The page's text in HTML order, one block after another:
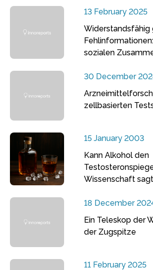
13 February 2025
Widerstandsfähig
sozialen
30 December
zellbasierten
15 January 2003
Kann Alkohol den
Wissenschaft
18 December
Ein Teleskop der
der Zugspitze
11 February 2025